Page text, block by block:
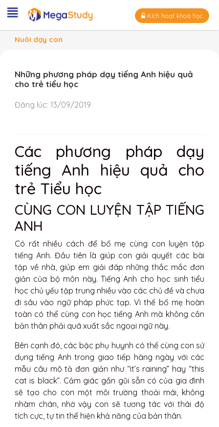
Kích hoạt khoá học
Nuôi dạy con
Những phương pháp dạy tiếng Anh hiệu quả
cho trẻ tiểu học
Đăng lúc: 13/09/2019
Các phương pháp dạy
tiếng Anh hiệu quả cho
trẻ Tiểu học
CÙNG CON LUYỆN TẬP TIẾNG
ANH
Có rất nhiều cách để bố mẹ cùng con luyện tập
tiếng Anh. Đầu tiên là giúp con giải quyết các bài
tập về nhà, giúp em giải đáp những thắc mắc đơn
giản của bộ môn này. Tiếng Anh cho học sinh tiểu
học chủ yếu tập trung nhiều vào các chủ đề và chưa
đi sâu vào ngữ pháp phức tạp. Vì thế bố mẹ hoàn
toàn có thể cùng con học tiếng Anh mà không cần
bản thân phải quá xuất sắc ngoại ngữ này.
Bên cạnh đó, các bậc phụ huynh có thể cùng con sử
dụng tiếng Anh trong giao tiếp hàng ngày với các
mẫu câu mô tả đơn giản như ‘‘it’s raining” hay “this
cat is black”. Cảm giác gần gũi sẵn có của gia đình
sẽ tạo cho con một môi trường thoải mái, không
nhàm chán, nhờ vậy con sẽ tương tác với thái độ
tích cực, tự tin thể hiện khả năng của bản thân.